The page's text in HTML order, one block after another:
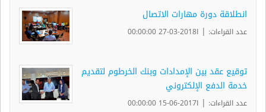
انطلاقة دورة مهارات الاتصال
عدد القراءات: | ا2018-03-27 00:00:00
توقيع عقد بين الإمدادات وبنك الخرطوم لتقديم
خدمة الدفع الإلكتروني
عدد القراءات: | ا2017-06-15 00:00:00